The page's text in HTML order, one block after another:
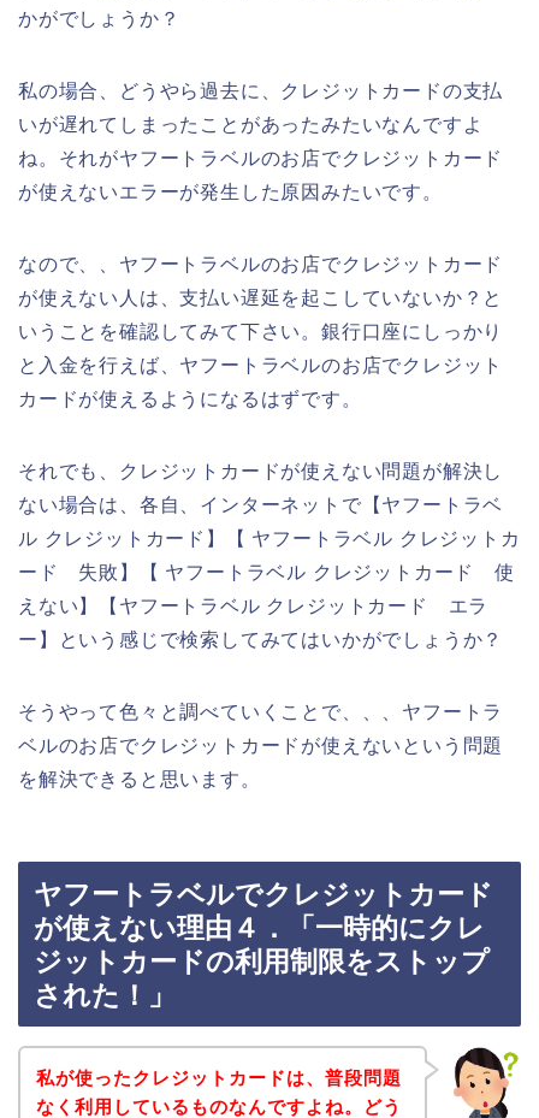
かがでしょうか？
私の場合、どうやら過去に、クレジットカードの支払
いが遅れてしまったことがあったみたいなんですよ
ね。それがヤフートラベルのお店でクレジットカード
が使えないエラーが発生した原因みたいです。
なので、、ヤフートラベルのお店でクレジットカード
が使えない人は、支払い遅延を起こしていないか？と
いうことを確認してみて下さい。銀行口座にしっかり
と入金を行えば、ヤフートラベルのお店でクレジット
カードが使えるようになるはずです。
それでも、クレジットカードが使えない問題が解決し
ない場合は、各自、インターネットで【ヤフートラベ
ル クレジットカード】【 ヤフートラベル クレジットカ
ード 失敗】【 ヤフートラベル クレジットカード 使
えない】【ヤフートラベル クレジットカード エラ
ー】という感じで検索してみてはいかがでしょうか？
そうやって色々と調べていくことで、、、ヤフートラ
ベルのお店でクレジットカードが使えないという問題
を解決できると思います。
ヤフートラベルでクレジットカード
が使えない理由４．「一時的にクレ
ジットカードの利用制限をストップ
された！」
私が使ったクレジットカードは、普段問題
なく利用しているものなんですよね。どう